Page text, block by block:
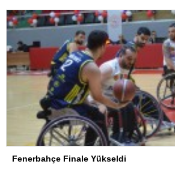
Fenerbahçe Finale Yükseldi